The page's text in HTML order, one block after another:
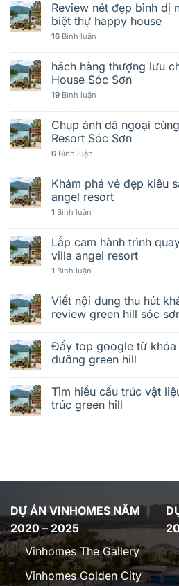
Review nét đẹp bình dị
biệt thự happy house
16 Bình luận
hách hàng thượng lưu
House Sóc Sơn
19 Bình luận
Chụp ảnh dã ngoại
Resort Sóc Sơn
6 Bình luận
Khám phá vẻ đẹp kiêu
angel resort
1 Bình luận
Lắp cam hành trình
villa angel resort
1 Bình luận
Viết nội dung thu hút
review green hill sóc
Đẩy top google từ khóa
dưỡng green hill
Tìm hiểu cấu trúc vật
trúc green hill
DỰ ÁN VINHOMES NĂM
2020 – 2025
Vinhomes The Gallery
Vinhomes Golden City